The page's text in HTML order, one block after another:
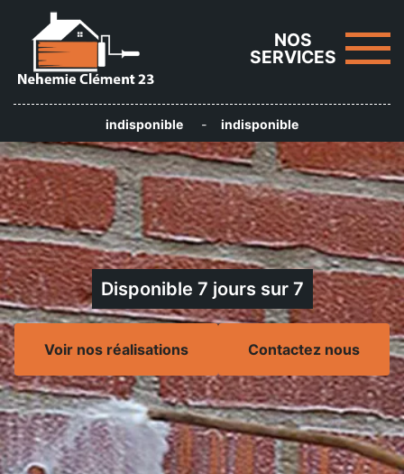
NOS
SERVICES
indisponible - indisponible
Disponible 7 jours sur 7
Voir nos réalisations Contactez nous